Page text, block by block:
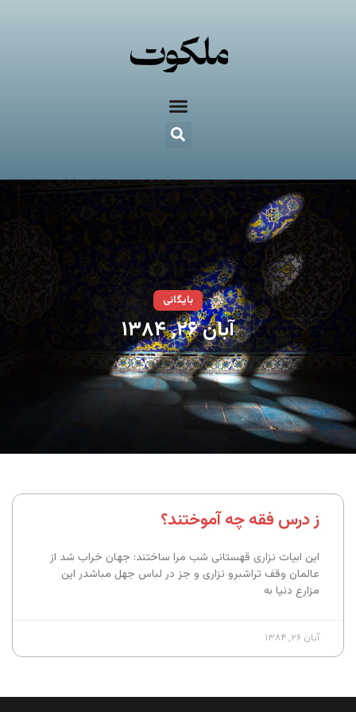
بایگانی
آبان ۲۶, ۱۳۸۴
ز درس فقه چه آموختند؟
این ابیات نزاری قهستانی شب مرا ساختند: جهان خراب شد از
عالمان وقف تراشبرو نزاری و جز در لباس جهل مباشدر این
مزارع دنیا به
آبان ۲۶, ۱۳۸۴